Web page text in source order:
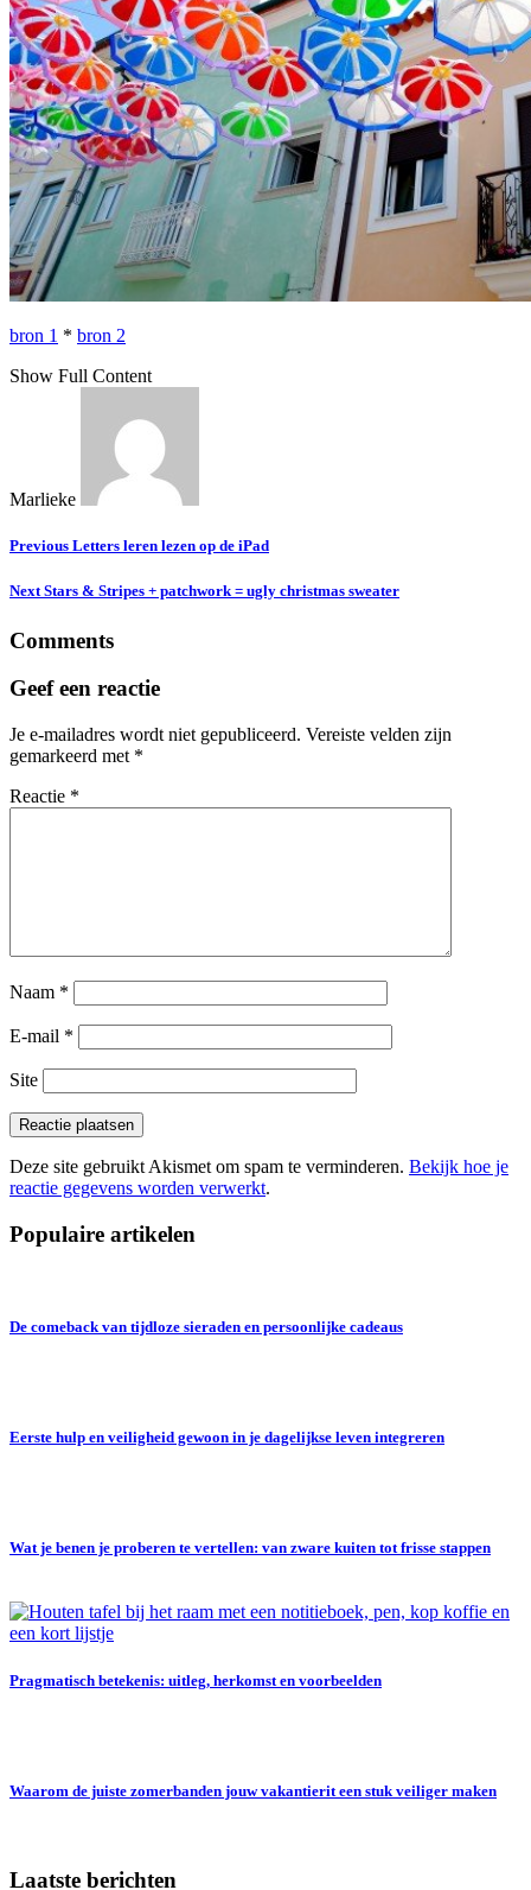
bron 1 * bron 2
Show Full Content
Marlieke
Previous Letters leren lezen op de iPad
NextStars & Stripes + patchwork = ugly christmas sweater
Comments
Geef een reactie
Je e-mailadres wordt niet gepubliceerd. Vereiste velden zijn
gemarkeerd met *
Reactie *
Naam *
E-mail *
Site
Deze site gebruikt Akismet om spam te verminderen. Bekijk hoe je
reactie gegevens worden verwerkt.
Populaire artikelen
De comeback van tijdloze sieraden en persoonlijke cadeaus
Eerste hulp en veiligheid gewoon in je dagelijkse leven integreren
Wat je benen je proberen te vertellen: van zware kuiten tot frisse stappen
Pragmatisch betekenis: uitleg, herkomst en voorbeelden
Waarom de juiste zomerbanden jouw vakantierit een stuk veiliger maken
Laatste berichten